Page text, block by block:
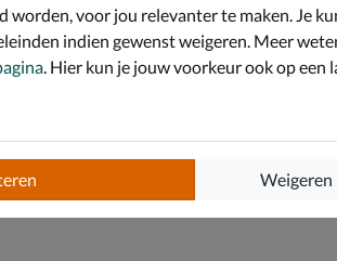
worden, voor jou relevanter te maken. Je
indien gewenst weigeren. Meer
. Hier kun je jouw voorkeur ook op een
Weigeren